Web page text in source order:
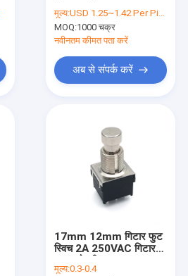
मूल्य:USD 1.25~1.42 Per Piece
MOQ:1000 चक्र
नवीनतम कीमत पता करें
अब से संपर्क करें
17mm 12mm गिटार फुट
स्विच 2A 250VAC गिटार
मूल्य:0.3-0.4